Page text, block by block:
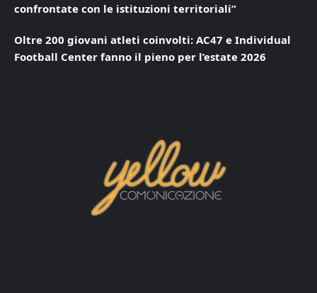
confrontate con le istituzioni territoriali”
Oltre 200 giovani atleti coinvolti: AC47 e Individual
Football Center fanno il pieno per l’estate 2026